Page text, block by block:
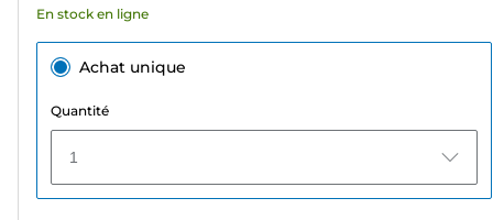
En stock en ligne
Achat unique
Quantité
1